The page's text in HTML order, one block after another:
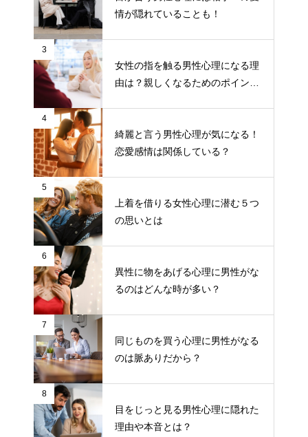
情が隠れていることも！
3
女性の指を触る男性心理になる理
由は？親しくなるためのポイント
4
綺麗と言う男性心理が気になる！
恋愛感情は関係している？
5
上着を借りる女性心理に潜む５つ
の思いとは
6
異性に物をあげる心理に男性がな
るのはどんな時が多い？
7
同じものを買う心理に男性がなる
のは脈ありだから？
8
目をじっと見る男性心理に隠れた
理由や本音とは？